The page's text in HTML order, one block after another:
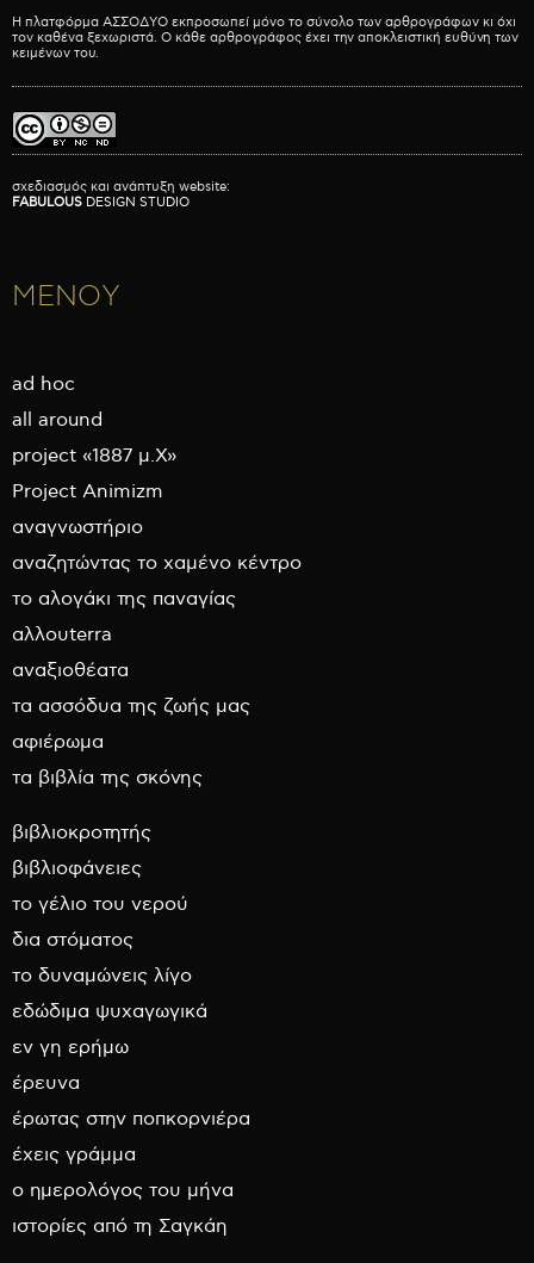
Η πλατφόρμα ΑΣΣΟΔΥΟ εκπροσωπεί μόνο το σύνολο των αρθρογράφων κι όχι
τον καθένα ξεχωριστά. Ο κάθε αρθρογράφος έχει την αποκλειστική ευθύνη των
κειμένων του.
σχεδιασμός και ανάπτυξη website:
FABULOUS DESIGN STUDIO
ΜΕΝΟΥ
ad hoc
all around
project «1887 μ.Χ»
Project Animizm
αναγνωστήριο
αναζητώντας το χαμένο κέντρο
το αλογάκι της παναγίας
αλλουterra
αναξιοθέατα
τα ασσόδυα της ζωής μας
αφιέρωμα
τα βιβλία της σκόνης
βιβλιοκροτητής
βιβλιοφάνειες
το γέλιο του νερού
δια στόματος
το δυναμώνεις λίγο
εδώδιμα ψυχαγωγικά
εν γη ερήμω
έρευνα
έρωτας στην ποπκορνιέρα
έχεις γράμμα
ο ημερολόγος του μήνα
ιστορίες από τη Σαγκάη